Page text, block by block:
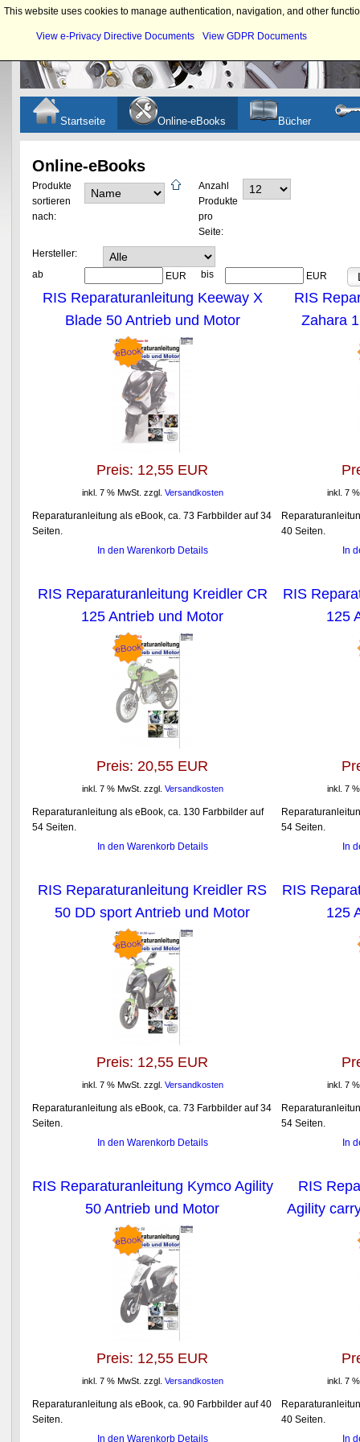
Startseite Online-eBooks Bücher
Online-eBooks
Produkte
sortieren
nach:
Anzahl
Produkte
pro
Seite:
Hersteller:
ab
EUR bis EUR
RIS Reparaturanleitung Keeway X
Blade 50 Antrieb und Motor
Preis: 12,55 EUR
inkl. 7 % MwSt. zzgl. Versandkosten
Reparaturanleitung als eBook, ca. 73 Farbbilder auf 34
Seiten.
In den Warenkorb Details
RIS
Zahara
inkl. 7
40 Seiten.
In
RIS Reparaturanleitung Kreidler CR
125 Antrieb und Motor
Preis:20,55 EUR
inkl. 7 % MwSt. zzgl. Versandkosten
Reparaturanleitung als eBook, ca. 130 Farbbilder auf
54 Seiten.
In den Warenkorb Details
RIS
125
inkl. 7
54 Seiten.
In
RIS Reparaturanleitung Kreidler RS
50 DD sport Antrieb und Motor
Preis: 12,55 EUR
inkl. 7 % MwSt. zzgl. Versandkosten
Reparaturanleitung als eBook, ca. 73 Farbbilder auf 34
Seiten.
In den Warenkorb Details
RIS
125
inkl. 7
54 Seiten.
In
RIS Reparaturanleitung Kymco Agility
50 Antrieb und Motor
Preis: 12,55 EUR
inkl. 7 % MwSt. zzgl. Versandkosten
Reparaturanleitung als eBook, ca. 90 Farbbilder auf 40
Seiten.
In den Warenkorb Details
RIS
Agility
inkl. 7
40 Seiten.
In
This website uses cookies to manage authentication, navigation, and other
View e-Privacy Directive Documents View GDPR Documents